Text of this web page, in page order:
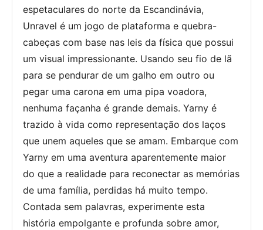
espetaculares do norte da Escandinávia,
Unravel é um jogo de plataforma e quebra-
cabeças com base nas leis da física que possui
um visual impressionante. Usando seu fio de lã
para se pendurar de um galho em outro ou
pegar uma carona em uma pipa voadora,
nenhuma façanha é grande demais. Yarny é
trazido à vida como representação dos laços
que unem aqueles que se amam. Embarque com
Yarny em uma aventura aparentemente maior
do que a realidade para reconectar as memórias
de uma família, perdidas há muito tempo.
Contada sem palavras, experimente esta
história empolgante e profunda sobre amor,